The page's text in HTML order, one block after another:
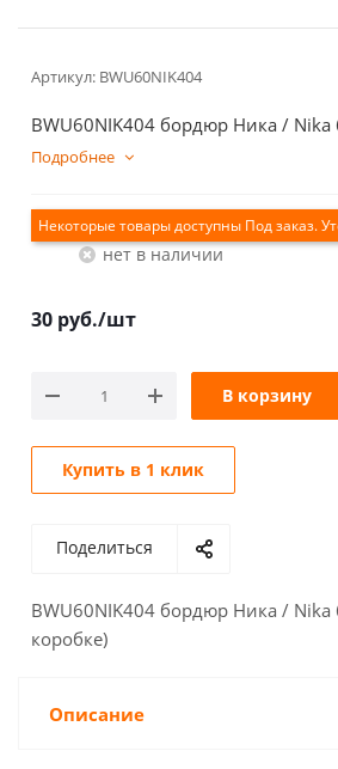
Артикул: BWU60NIK404
BWU60NIK404 бордюр Ника / Nika
Подробнее
Екатеринбург
Нет в наличии
30 руб./шт
В корзину
Купить в 1 клик
Поделиться
BWU60NIK404 бордюр Ника / Nika
коробке)
Описание